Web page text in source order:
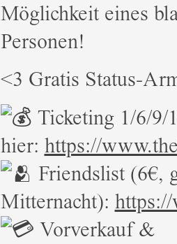
Möglichkeit eines
Personen!
<3 Gratis Status-
Ticketing 1/6/9/
hier: https://
Friendslist (6€,
Mitternacht):
Vorverkauf &